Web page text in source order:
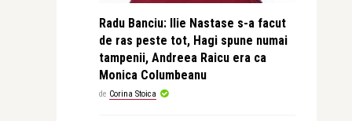
Radu Banciu: Ilie Nastase s-a facut
de ras peste tot, Hagi spune numai
tampenii, Andreea Raicu era ca
Monica Columbeanu
de Corina Stoica